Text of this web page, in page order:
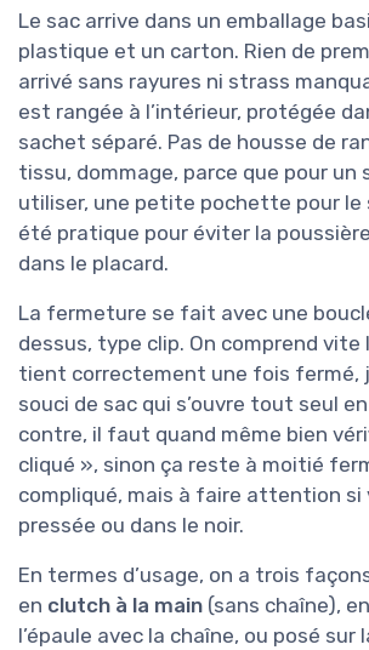
Le sac arrive dans un emballage
plastique et un carton. Rien de
arrivé sans rayures ni strass
est rangée à l’intérieur, protégée
sachet séparé. Pas de housse de
tissu, dommage, parce que pour un
utiliser, une petite pochette pour
été pratique pour éviter la
dans le placard.
La fermeture se fait avec une
dessus, type clip. On comprend vite
tient correctement une fois fermé,
souci de sac qui s’ouvre tout seul
contre, il faut quand même bien
cliqué », sinon ça reste à moitié
compliqué, mais à faire attention si
pressée ou dans le noir.
En termes d’usage, on a trois
en clutch à la main (sans chaîne),
l’épaule avec la chaîne, ou posé sur